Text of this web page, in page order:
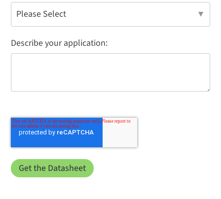
Describe your application: